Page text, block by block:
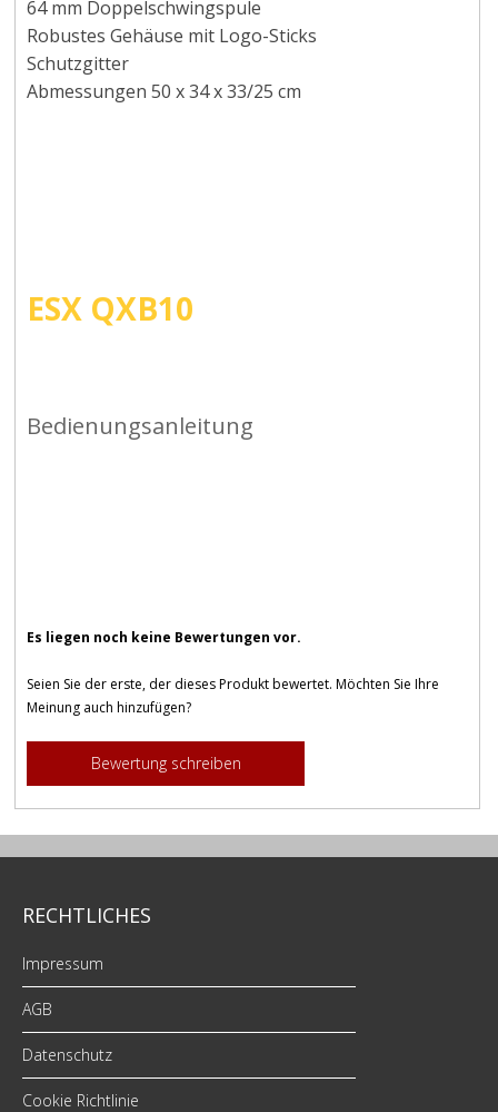
64 mm Doppelschwingspule
Robustes Gehäuse mit Logo-Sticks
Schutzgitter
Abmessungen 50 x 34 x 33/25 cm
ESX QXB10
Bedienungsanleitung
Es liegen noch keine Bewertungen vor.
Seien Sie der erste, der dieses Produkt bewertet. Möchten Sie Ihre
Meinung auch hinzufügen?
Bewertung schreiben
RECHTLICHES
Impressum
AGB
Datenschutz
Cookie Richtlinie